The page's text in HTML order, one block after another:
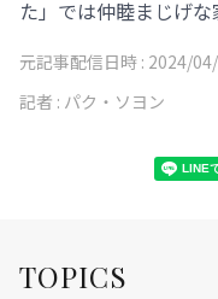
た」では仲睦まじげな
元記事配信日時 : 2024/
記者 : パク・ソヨン
TOPICS